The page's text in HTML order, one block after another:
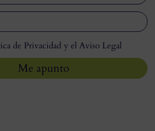
de Privacidad y el Aviso Legal
Me apunto